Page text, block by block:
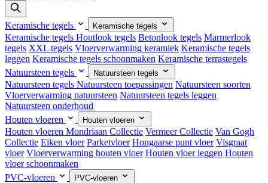
Keramische tegels Keramische tegels
Keramische tegels Houtlook tegels Betonlook tegels Marmerlook
tegels XXL tegels Vloerverwarming keramiek Keramische tegels
leggen Keramische tegels schoonmaken Keramische terrastegels
Natuursteen tegels
Natuursteen tegels
Natuursteen tegels Natuursteen toepassingen Natuursteen soorten
Vloerverwarming natuursteen Natuursteen tegels leggen
Natuursteen onderhoud
Houten vloeren
Houten vloeren
Houten vloeren Mondriaan Collectie Vermeer Collectie Van Gogh
Collectie Eiken vloer Parketvloer Hongaarse punt vloer Visgraat
vloer Vloerverwarming houten vloer Houten vloer leggen Houten
vloer schoonmaken
PVC-vloeren
PVC-vloeren